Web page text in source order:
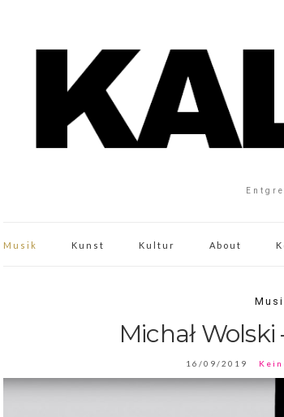
Musik Kunst Kultur About
Michał
16/09/2019